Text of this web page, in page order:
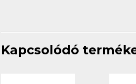
Kapcsolódó